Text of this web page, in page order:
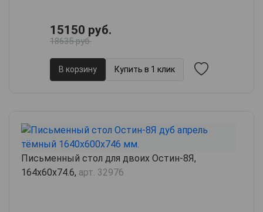
15150 руб.
18635 руб.
В корзину Купить в 1 клик
Письменный стол для двоих Остин-8Я,
164х60х74.6, арт. 32976